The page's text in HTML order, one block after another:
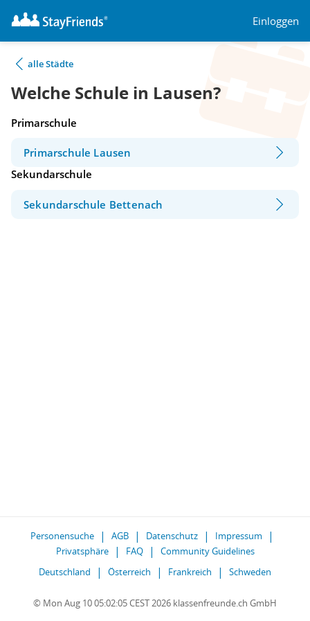
Einloggen
alle Städte
Welche Schule in Lausen?
Primarschule
Primarschule Lausen
Sekundarschule
Sekundarschule Bettenach
Personensuche AGB Datenschutz
Impressum
Privatsphäre
FAQ
Community Guidelines
Deutschland
Österreich Frankreich Schweden
© Mon Aug 10 05:02:05 CEST 2026 klassenfreunde.ch GmbH